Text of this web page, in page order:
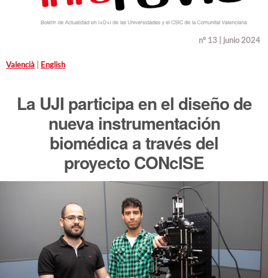
nº 13 | junio 2024
Valencià English
La UJI participa en el diseño de
nueva instrumentación
biomédica a través del
proyecto CONcISE